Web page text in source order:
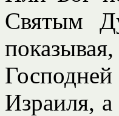
Святым
Израиля,